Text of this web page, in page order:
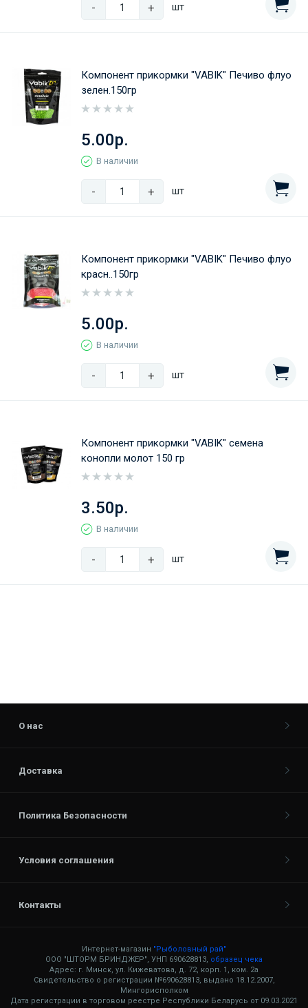
- + шт
Компонент прикормки "VABIK" Печиво флуо
зелен.150гр
5.00р.
В наличии
- + шт
Компонент прикормки "VABIK" Печиво флуо
красн..150гр
5.00р.
В наличии
- + шт
Компонент прикормки "VABIK" семена
конопли молот 150 гр
3.50р.
В наличии
- + шт
О нас
Доставка
Политика Безопасности
Условия соглашения
Контакты
Интернет-магазин "Рыболовный рай"
ООО "ШТОРМ БРИНДЖЕР", УНП 690628813, образец чека
Адрес: г. Минск, ул. Кижеватова, д. 72, корп. 1, ком. 2а
Свидетельство о регистрации №690628813, выдано 18.12.2007,
Мингорисполком
Дата регистрации в торговом реестре Республики Беларусь от 09.03.2021